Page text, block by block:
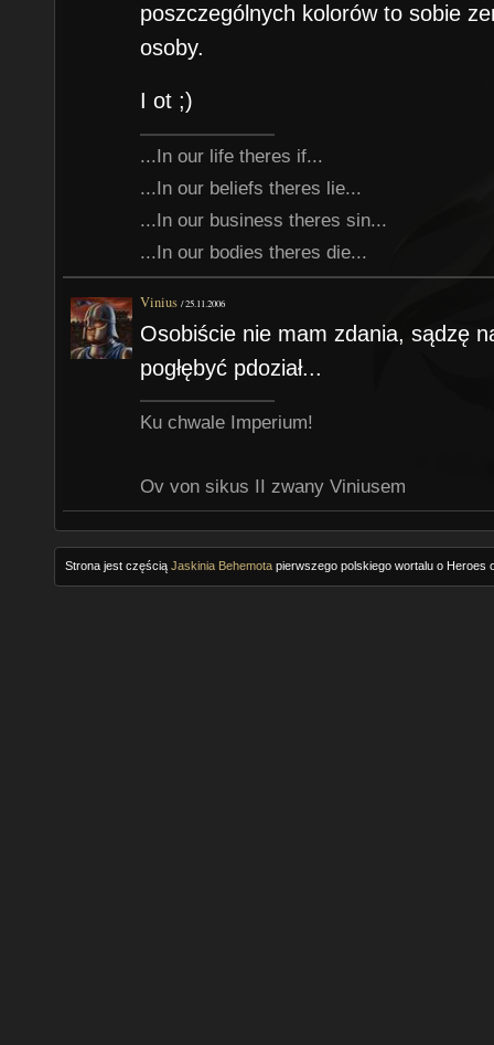
poszczególnych kolorów to sobie
osoby.
I ot ;)
...In our life theres if...
...In our beliefs theres lie...
...In our business theres sin...
...In our bodies theres die...
Vinius /25.11.2006
Osobiście nie mam zdania, sądzę
pogłębyć pdoział...
Ku chwale Imperium!
Ov von sikus II zwany Viniusem
Strona jest częścią Jaskinia Behemotapierwszego polskiego wortalu o Heroes